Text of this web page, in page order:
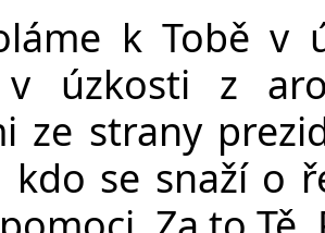
k Tobě v
v úzkosti z
ze strany
kdo se snaží o